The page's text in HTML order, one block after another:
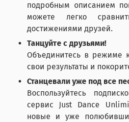
подробным описанием
можете легко
достижениями друзей.
Танцуйте с друзьями!
Объединитесь в режиме
свои результаты и
Станцевали уже под все
Воспользуйтесь
сервис Just Dance
новые и уже